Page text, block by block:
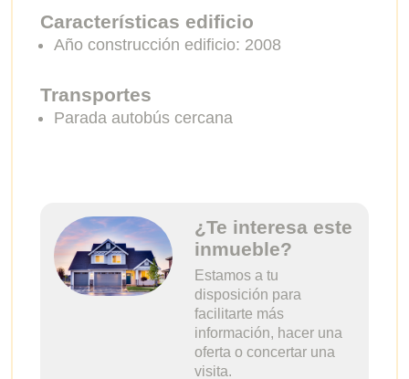
Características edificio
Año construcción edificio: 2008
Transportes
Parada autobús cercana
¿Te interesa este
inmueble?
Estamos a tu
disposición para
facilitarte más
información, hacer una
oferta o concertar una
visita.